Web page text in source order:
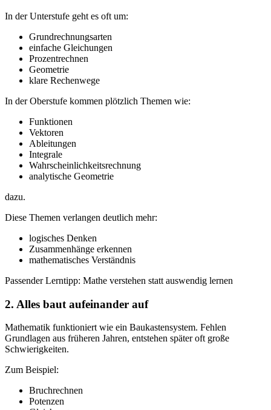
In der Unterstufe geht es oft um:
Grundrechnungsarten
einfache Gleichungen
Prozentrechnen
Geometrie
klare Rechenwege
In der Oberstufe kommen plötzlich Themen wie:
Funktionen
Vektoren
Ableitungen
Integrale
Wahrscheinlichkeitsrechnung
analytische Geometrie
dazu.
Diese Themen verlangen deutlich mehr:
logisches Denken
Zusammenhänge erkennen
mathematisches Verständnis
Passender Lerntipp: Mathe verstehen statt auswendig lernen
2. Alles baut aufeinander auf
Mathematik funktioniert wie ein Baukastensystem. Fehlen
Grundlagen aus früheren Jahren, entstehen später oft große
Schwierigkeiten.
Zum Beispiel:
Bruchrechnen
Potenzen